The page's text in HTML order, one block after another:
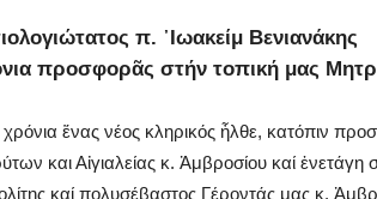
π. ᾽Ιωακείμ Βενιανάκης
προσφορᾶς στήν τοπική μας
χρόνια ἕνας νέος κληρικός ἦλθε, κατόπιν
και Αἰγιαλείας κ. Ἀμβροσίου καί ἐνετάγη
καί πολυσέβαστος Γέροντάς μας κ.